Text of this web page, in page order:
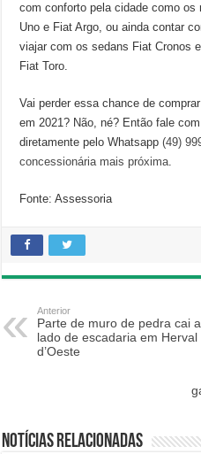
com conforto pela cidade como
Uno e Fiat Argo, ou ainda contar
viajar com os sedans Fiat Cronos
Fiat Toro.
Vai perder essa chance de
em 2021? Não, né? Então fale
diretamente pelo Whatsapp (49)
concessionária mais próxima.
Fonte: Assessoria
Anterior
Parte de muro de pedra cai
lado de escadaria em Herval
d’Oeste
Notícias relacionadas